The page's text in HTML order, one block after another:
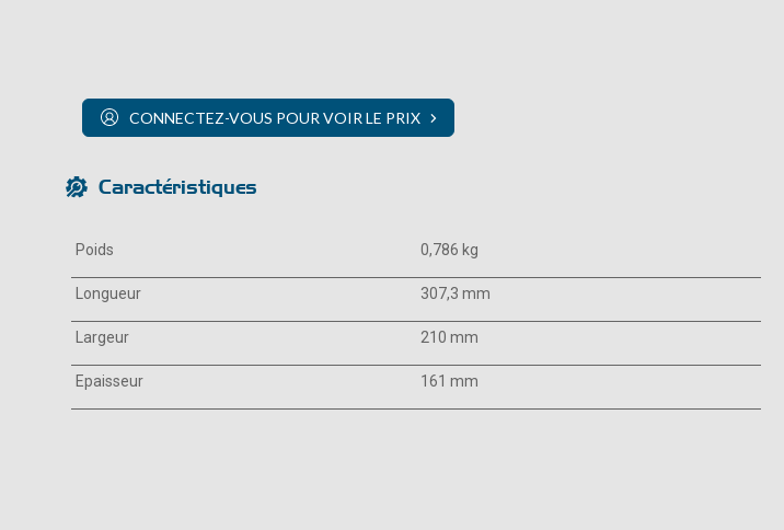
CONNECTEZ-VOUS POUR VOIR LE PRIX
Caractéristiques
Poids 0,786 kg
Longueur 307,3 mm
Largeur 210 mm
Epaisseur 161 mm